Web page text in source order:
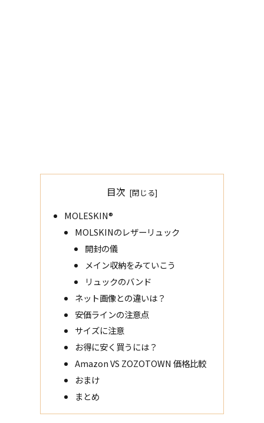
目次
MOLESKIN®
MOLSKINのレザーリュック
開封の儀
メイン収納をみていこう
リュックのバンド
ネット画像との違いは？
安価ラインの注意点
サイズに注意
お得に安く買うには？
Amazon VS ZOZOTOWN 価格比較
おまけ
まとめ